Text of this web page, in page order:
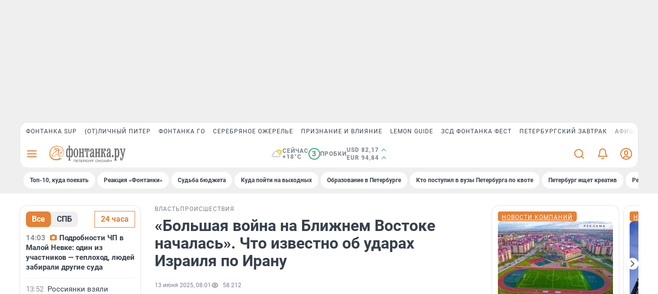
ФОНТАНКА SUP (ОТ)ЛИЧНЫЙ ПИТЕР ФОНТАНКА ГО СЕРЕБРЯНОЕ ОЖЕРЕЛЬЕ ПРИЗНАНИЕ И ВЛИЯНИЕ LEMON GUIDE ЗСД ФОНТАНКА ФЕСТ ПЕТЕРБУРГСКИЙ ЗАВТРАК АФИША PLUS
СЕЙЧАС
+18°C
3 ПРОБКИ
USD 82,17
EUR 94,84
Топ-10, куда поехать Реакция «Фонтанки» Судьба бюджета Куда пойти на выходных Образование в Петербурге Кто поступил в вузы Петербурга по квоте Петербург ищет креатив
Все СПБ 24 часа
14:03
Подробности ЧП в
Малой Невке: один из
участников — теплоход, людей
забирали другие суда
13:52 Россиянки взяли
ВЛАСТЬ ПРОИСШЕСТВИЯ
«Большая война на Ближнем Востоке
началась». Что известно об ударах
Израиля по Ирану
13 июня 2025, 08:01 58 212
НОВОСТИ КОМПАНИЙ